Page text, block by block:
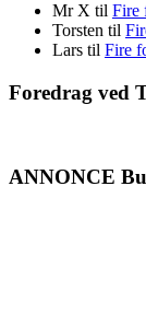
Mr X til Fire
Torsten til
Lars til Fire
Foredrag ved
ANNONCE